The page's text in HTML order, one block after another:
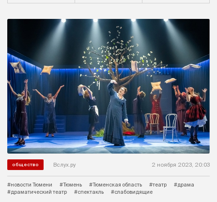
общество Вслух.ру 2 ноября 2023, 20:03
#новости Тюмени #Тюмень #Тюменская область #театр
#драма
#драматический театр
#спектакль #слабовидящие